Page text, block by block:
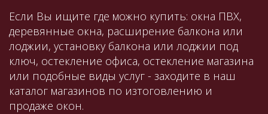
Если Вы ищите где можно купить: окна ПВХ,
деревянные окна, расширение балкона или
лоджии, установку балкона или лоджии под
ключ, остекление офиса, остекление магазина
или подобные виды услуг - заходите в наш
каталог магазинов по изтоговлению и
продаже окон.